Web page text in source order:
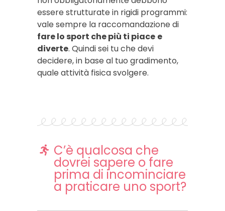
essere strutturate in rigidi programmi:
vale sempre la raccomandazione di
fare lo sport che più ti piace e
diverte. Quindi sei tu che devi
decidere, in base al tuo gradimento,
quale attività fisica svolgere.
C’è qualcosa che
dovrei sapere o fare
prima di incominciare
a praticare uno sport?